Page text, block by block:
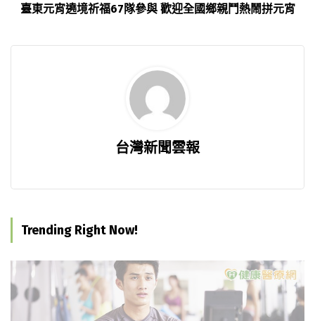
臺東元宵遶境祈福67隊參與 歡迎全國鄉親鬥熱鬧拼元宵
台灣新聞雲報
Trending Right Now!